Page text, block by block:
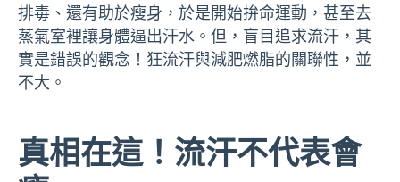
排毒、還有助於瘦身，於是開始拚命運動，甚至去
蒸氣室裡讓身體逼出汗水。但，盲目追求流汗，其
實是錯誤的觀念！狂流汗與減肥燃脂的關聯性，並
不大。
真相在這！流汗不代表會